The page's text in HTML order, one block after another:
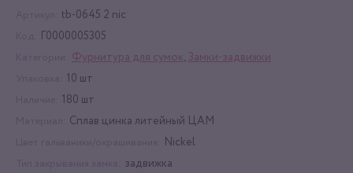
tb-0645 2 nic
Г0000005305
Фурнитура для сумок, Замки-задвижки
10 шт
180 шт
Сплав цинка литейный ЦАМ
Nickel
задвижка